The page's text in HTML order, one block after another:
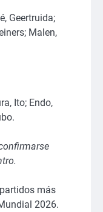
Geertruida;
Malen,
Ito; Endo,
más
2026.